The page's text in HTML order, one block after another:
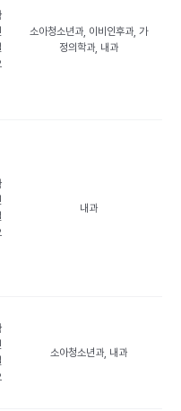
소아청소년과, 이비인후과, 가
정의학과, 내과
내과
소아청소년과, 내과